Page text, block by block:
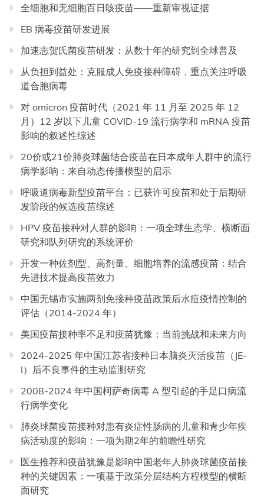
全细胞和无细胞百日咳疫苗——重新审视证据
EB 病毒疫苗研发进展
加速志贺氏菌疫苗研发：从数十年的研究到全球普及
从负担到益处：克服成人免疫接种障碍，重点关注呼吸
道合胞病毒
对 omicron 疫苗时代（2021 年 11 月至 2025 年 12
月）12 岁以下儿童 COVID-19 流行病学和 mRNA 疫苗
影响的叙述性综述
20价或21价肺炎球菌结合疫苗在日本成年人群中的流行
病学影响：来自动态传播模型的启示
呼吸道病毒新型疫苗平台：已获许可疫苗和处于后期研
发阶段的候选疫苗综述
HPV 疫苗接种对人群的影响：一项全球生态学、横断面
研究和队列研究的系统评价
开发一种佐剂型、高剂量、细胞培养的流感疫苗：结合
先进技术提高疫苗效力
中国无锡市实施两剂免接种疫苗政策后水痘疫情控制的
评估（2014-2024 年）
美国疫苗接种率不足和疫苗犹豫：当前挑战和未来方向
2024-2025 年中国江苏省接种日本脑炎灭活疫苗（JE-
I）后不良事件的主动监测研究
2008-2024 年中国柯萨奇病毒 A 型引起的手足口病流
行病学变化
肺炎球菌疫苗接种对患有炎症性肠病的儿童和青少年疾
病活动度的影响：一项为期2年的前瞻性研究
医生推荐和疫苗犹豫是影响中国老年人肺炎球菌疫苗接
种的关键因素：一项基于政策分层结构方程模型的横断
面研究